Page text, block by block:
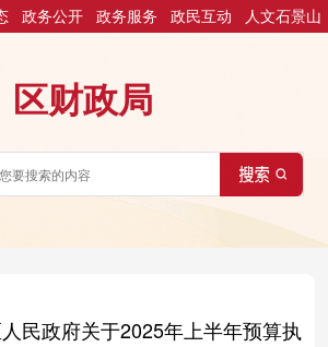
人文石景山
政民互动
政务服务
政务公开
区财政局
民政府关于2025年上半年预算执